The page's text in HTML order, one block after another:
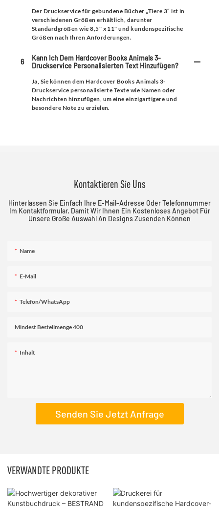
Der Druckservice für gebundene Bücher „Tiere 3“ ist in
verschiedenen Größen erhältlich, darunter
Standardgrößen wie 8,5" x 11" und kundenspezifische
Größen nach Ihren Anforderungen.
6
Kann Ich Dem Hardcover Books Animals 3-
Druckservice Personalisierten Text Hinzufügen?
Ja, Sie können dem Hardcover Books Animals 3-
Druckservice personalisierte Texte wie Namen oder
Nachrichten hinzufügen, um eine einzigartigere und
besondere Note zu erzielen.
Kontaktieren Sie Uns
Hinterlassen Sie Einfach Ihre E-Mail-Adresse Oder Telefonnummer
Im Kontaktformular, Damit Wir Ihnen Ein Kostenloses Angebot Für
Unsere Große Auswahl An Designs Zusenden Können
Name
E-Mail
Telefon/WhatsApp
Mindest Bestellmenge 400
Inhalt
Senden Sie Jetzt Anfrage
VERWANDTE PRODUKTE